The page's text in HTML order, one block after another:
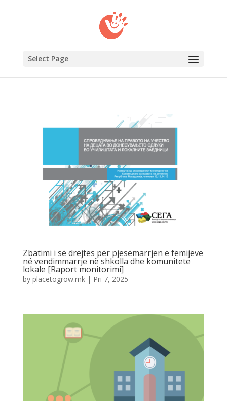
Select Page
Zbatimi i së drejtës për pjesëmarrjen e fëmijëve
në vendimmarrje në shkolla dhe komunitete
lokale [Raport monitorimi]
by placetogrow.mk| Pri 7, 2025